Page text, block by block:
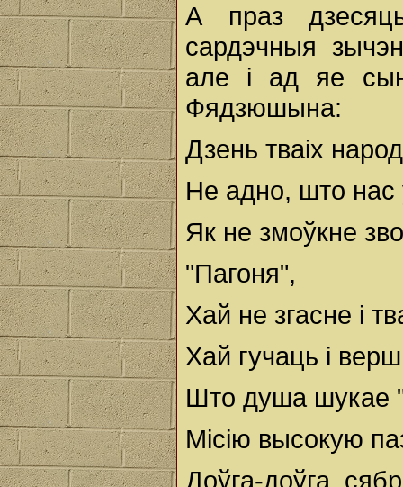
А праз
сардэчныя
але і ад яе
Фядзюшына:
Дзень тваіх
Не адно, што нас
Як не змоўкне
"Пагоня",
Хай не згасне і
Хай гучаць і
Што душа шукае
Місію высокую
Доўга-доўга,